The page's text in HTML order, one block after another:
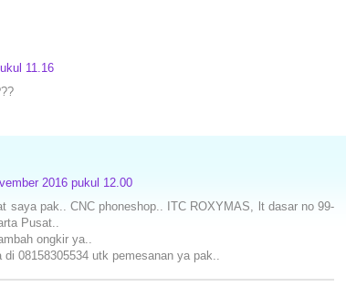
11.16
2016 pukul 12.00
saya pak.. CNC phoneshop.. ITC ROXYMAS, lt dasar no 99-
Pusat..
ongkir ya..
08158305534 utk pemesanan ya pak..